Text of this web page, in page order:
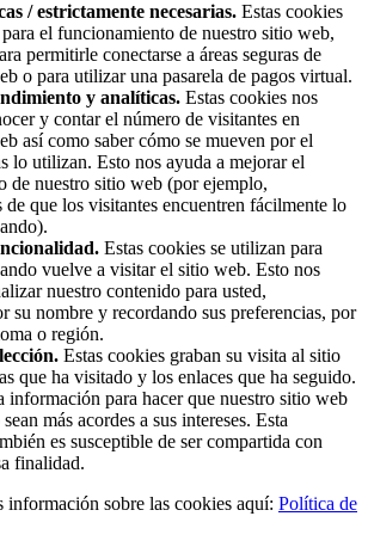
/ estrictamente necesarias. Estas cookies
para el funcionamiento de nuestro sitio web,
permitirle conectarse a áreas seguras de
o para utilizar una pasarela de pagos virtual.
y analíticas. Estas cookies nos
y contar el número de visitantes en
así como saber cómo se mueven por el
lo utilizan. Esto nos ayuda a mejorar el
de nuestro sitio web (por ejemplo,
de que los visitantes encuentren fácilmente lo
Estas cookies se utilizan para
vuelve a visitar el sitio web. Esto nos
nuestro contenido para usted,
su nombre y recordando sus preferencias, por
o región.
Estas cookies graban su visita al sitio
que ha visitado y los enlaces que ha seguido.
información para hacer que nuestro sitio web
más acordes a sus intereses. Esta
es susceptible de ser compartida con
finalidad.
información sobre las cookies aquí: Política de